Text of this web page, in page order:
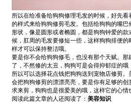
所以在给准备给狗狗修理毛发的时候，好先
的样式来给狗狗修剪毛发。包括给狗狗的嘴
形状，像是圆形或者椭圆，都是狗狗钟爱的
候，肛周的毛发要修短一些，这样狗狗排便
样才可以保持整洁哦。
要是你不会给狗狗修毛，也没有那个天赋。
了，不然修的太丑，狗狗可是会得抑郁症的哦
所以可以选择花点钱把狗狗送到宠物店修剪
会把狗狗修剪的漂漂亮亮，要是你有足够的
求来剪，狗狗也是很爱美的哦，这样它的心情
阅读此篇文章的人还阅读了： 美容知识